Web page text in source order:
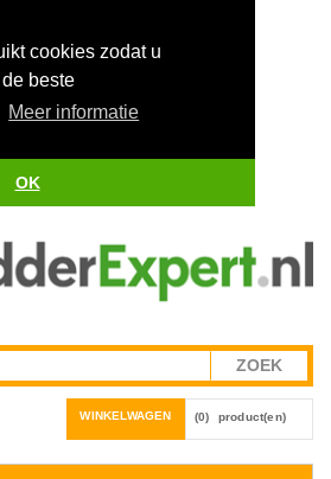
cookies zodat u
beste
Meer informatie
OK
WINKELWAGEN (0) product(en)